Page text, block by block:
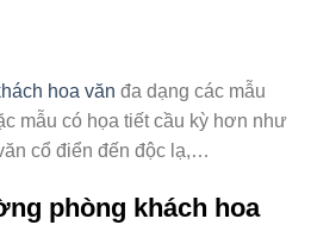
hoa văn đa dạng các mẫu
mẫu có họa tiết cầu kỳ hơn như
cổ điển đến độc lạ,…
phòng khách hoa